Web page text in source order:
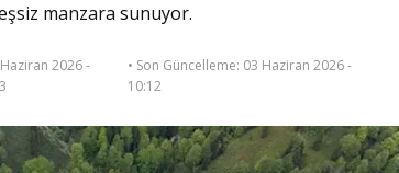
manzara sunuyor.
2026 -
• Son Güncelleme: 03 Haziran 2026 -
10:12